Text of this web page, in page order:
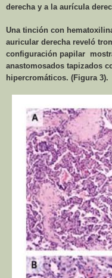
derecha y a la aurícula
Una tinción con
auricular derecha reveló
configuración papilar
anastomosados tapizados
hipercromáticos. (Figura 3).